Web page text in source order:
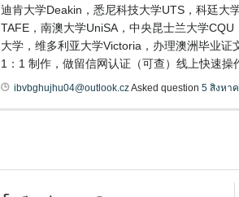
迪肯大学Deakin，悉尼科技大学UTS，科廷大
TAFE，南澳大学UniSA，中央昆士兰大学
大学，维多利亚大学Victoria，办理澳洲毕业
1：1 制作，做留信网认证（可查）线上快速操
ibvbghujhu04@outlook.czAsked question 5 สิงหา